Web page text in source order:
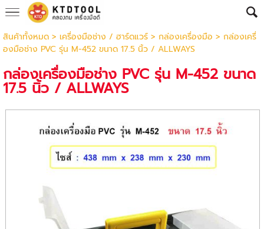
สินค้าทั้งหมด> เครื่องมือช่าง / ฮาร์ดแวร์> กล่องเครื่องมือ > กล่องเครื่
องมือช่าง PVC รุ่น M-452 ขนาด 17.5 นิ้ว / ALLWAYS
กล่องเครื่องมือช่าง PVC รุ่น M-452 ขนาด
17.5 นิ้ว / ALLWAYS